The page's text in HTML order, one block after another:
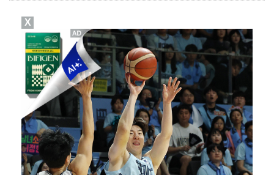
'1라운드 115위' 김민별, 2라운드 7타 줄이며 7…
대놓고 '심판 마사지'로 결재 받기도…최종 결재권자는 …
'오징어 게임' 미국판 스핀오프, 제작 무산설 "넷플릭…
[ST포토] 정지효, 반가운 손인사
X